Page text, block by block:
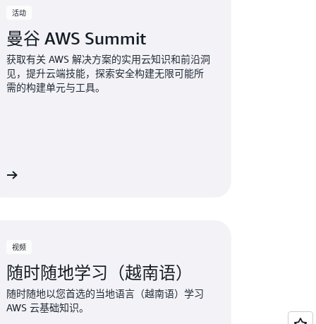
活动
曼谷 AWS Summit
获取有关 AWS 解决方案的实用云知识和前沿洞
见，提升云端技能，探索安全构建无限可能所
需的构建单元与工具。
视频
随时随地学习（越南语）
随时随地以您首选的当地语言（越南语）学习
AWS 云基础知识。